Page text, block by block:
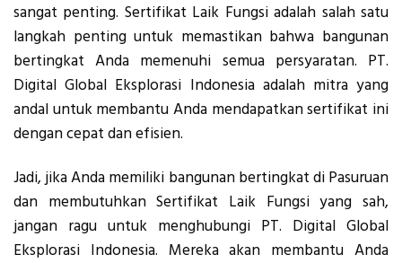
sangat penting. Sertifikat Laik Fungsi adalah salah satu
langkah penting untuk memastikan bahwa bangunan
bertingkat Anda memenuhi semua persyaratan. PT.
Digital Global Eksplorasi Indonesia adalah mitra yang
andal untuk membantu Anda mendapatkan sertifikat ini
dengan cepat dan efisien.
Jadi, jika Anda memiliki bangunan bertingkat di Pasuruan
dan membutuhkan Sertifikat Laik Fungsi yang sah,
jangan ragu untuk menghubungi PT. Digital Global
Eksplorasi Indonesia. Mereka akan membantu Anda